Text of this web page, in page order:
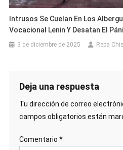
Intrusos Se Cuelan En Los
Vocacional Lenin Y Desatan El
3 de diciembre de 2025 Repa
Deja una respuesta
Tu dirección de correo
campos obligatorios están
Comentario *